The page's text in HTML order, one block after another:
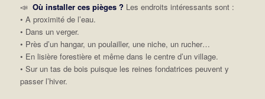
📣 Où installer ces pièges ? Les endroits intéressants sont :
• A proximité de l’eau.
• Dans un verger.
• Près d’un hangar, un poulailler, une niche, un rucher…
• En lisière forestière et même dans le centre d’un village.
• Sur un tas de bois puisque les reines fondatrices peuvent y
passer l’hiver.